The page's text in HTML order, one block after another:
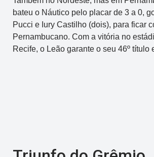
bateu o Náutico pelo placar de 3 a 0,
Pucci e Iury Castilho (dois), para ficar
Pernambucano. Com a vitória no
Recife, o Leão garante o seu 46º título